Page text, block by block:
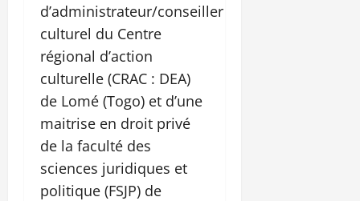
d’administrateur/conseiller
culturel du Centre
régional d’action
culturelle (CRAC : DEA)
de Lomé (Togo) et d’une
maitrise en droit privé
de la faculté des
sciences juridiques et
politique (FSJP) de